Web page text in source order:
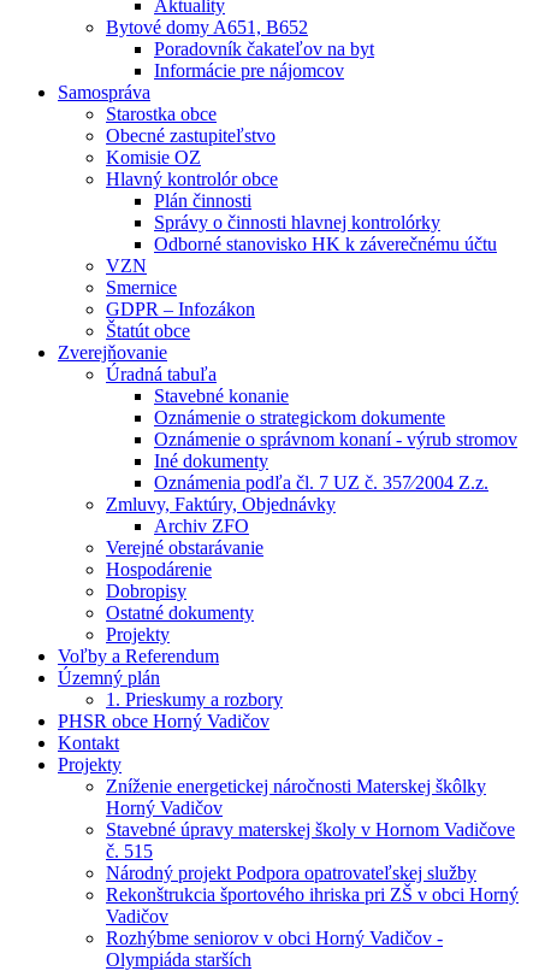
Aktuality
Bytové domy A651, B652
Poradovník čakateľov na byt
Informácie pre nájomcov
Samospráva
Starostka obce
Obecné zastupiteľstvo
Komisie OZ
Hlavný kontrolór obce
Plán činnosti
Správy o činnosti hlavnej kontrolórky
Odborné stanovisko HK k záverečnému účtu
VZN
Smernice
GDPR – Infozákon
Štatút obce
Zverejňovanie
Úradná tabuľa
Stavebné konanie
Oznámenie o strategickom dokumente
Oznámenie o správnom konaní - výrub stromov
Iné dokumenty
Oznámenia podľa čl. 7 UZ č. 357⁄2004 Z.z.
Zmluvy, Faktúry, Objednávky
Archiv ZFO
Verejné obstarávanie
Hospodárenie
Dobropisy
Ostatné dokumenty
Projekty
Voľby a Referendum
Územný plán
1. Prieskumy a rozbory
PHSR obce Horný Vadičov
Kontakt
Projekty
Zníženie energetickej náročnosti Materskej škôlky
Horný Vadičov
Stavebné úpravy materskej školy v Hornom Vadičove
č. 515
Národný projekt Podpora opatrovateľskej služby
Rekonštrukcia športového ihriska pri ZŠ v obci Horný
Vadičov
Rozhýbme seniorov v obci Horný Vadičov -
Olympiáda starších